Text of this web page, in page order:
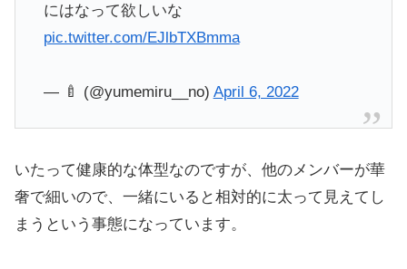
にはなって欲しいな
pic.twitter.com/EJlbTXBmma
— 🍼 (@yumemiru__no) April 6, 2022
いたって健康的な体型なのですが、他のメンバーが華
奢で細いので、一緒にいると相対的に太って見えてし
まうという事態になっています。